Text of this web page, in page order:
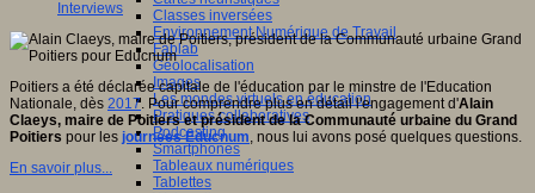
Classes inversées
Environnement Numérique de Travail
Fablab
Géolocalisation
Images
Les mondes virtuels en éducation
Pratiques collaboratives
Podcasting
Smartphones
Tableaux numériques
Tablettes
Interviews
Poitiers a été déclarée capitale de l'éducation par le minstre de l'Education
Nationale, dès 2017. Pour comprendre plus en détail l'engagement d'Alain
Claeys, maire de Poitiers et président de la Communauté urbaine du Grand
Poitiers pour les journées Educnum, nous lui avons posé quelques questions.
En savoir plus...